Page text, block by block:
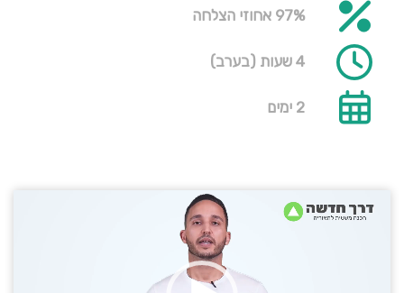
97% אחוזי הצלחה
4 שעות (בערב)
2 ימים
וידאו